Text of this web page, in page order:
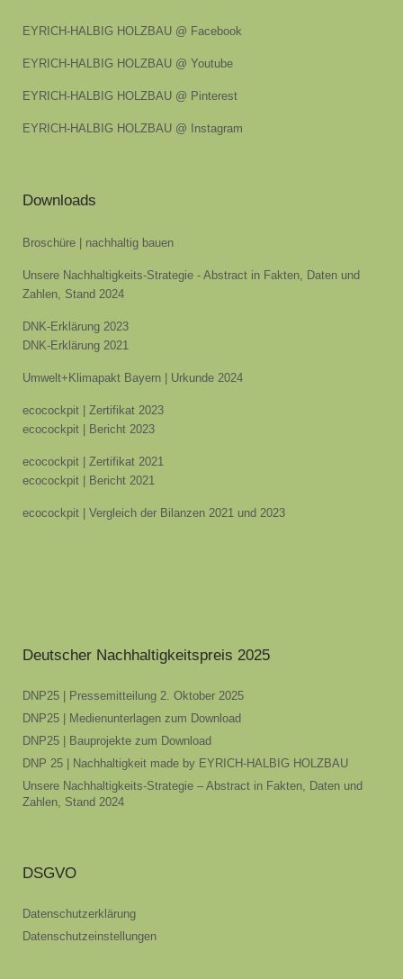
EYRICH-HALBIG HOLZBAU @ Facebook
EYRICH-HALBIG HOLZBAU @ Youtube
EYRICH-HALBIG HOLZBAU @ Pinterest
EYRICH-HALBIG HOLZBAU @ Instagram
Downloads
Broschüre | nachhaltig bauen
Unsere Nachhaltigkeits-Strategie - Abstract in Fakten, Daten und
Zahlen, Stand 2024
DNK-Erklärung 2023
DNK-Erklärung 2021
Umwelt+Klimapakt Bayern | Urkunde 2024
ecocockpit | Zertifikat 2023
ecocockpit | Bericht 2023
ecocockpit | Zertifikat 2021
ecocockpit | Bericht 2021
ecocockpit | Vergleich der Bilanzen 2021 und 2023
Deutscher Nachhaltigkeitspreis 2025
DNP25 | Pressemitteilung 2. Oktober 2025
DNP25 | Medienunterlagen zum Download
DNP25 | Bauprojekte zum Download
DNP 25 | Nachhaltigkeit made by EYRICH-HALBIG HOLZBAU
Unsere Nachhaltigkeits-Strategie – Abstract in Fakten, Daten und
Zahlen, Stand 2024
DSGVO
Datenschutzerklärung
Datenschutzeinstellungen